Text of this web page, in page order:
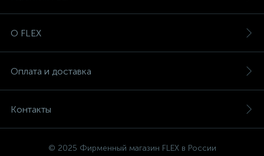
О FLEX
Оплата и доставка
Контакты
© 2025 Фирменный магазин FLEX в России